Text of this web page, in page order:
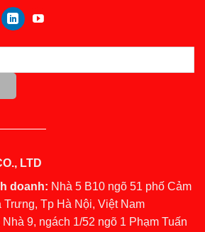
LTD
doanh: Nhà 5 B10 ngõ 51 phố Cảm
Tp Hà Nội, Việt Nam
Nhà 9, ngách 1/52 ngõ 1 Phạm Tuấn